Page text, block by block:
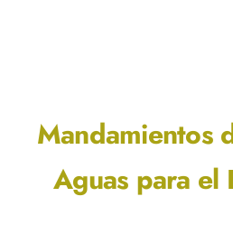
Mandamientos
Aguas para el